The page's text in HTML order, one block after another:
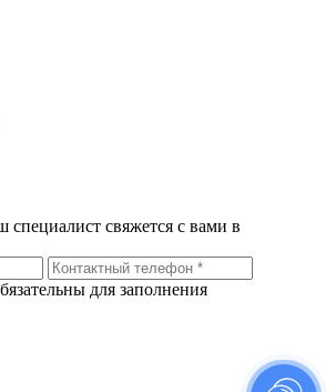
специалист свяжется с вами в
для заполнения